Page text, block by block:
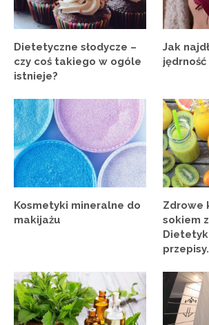
Dietetyczne słodycze –
czy coś takiego w ogóle
istnieje?
Jak
jędrność
Kosmetyki mineralne do
makijażu
Zdrowe
sokiem
przepisy.